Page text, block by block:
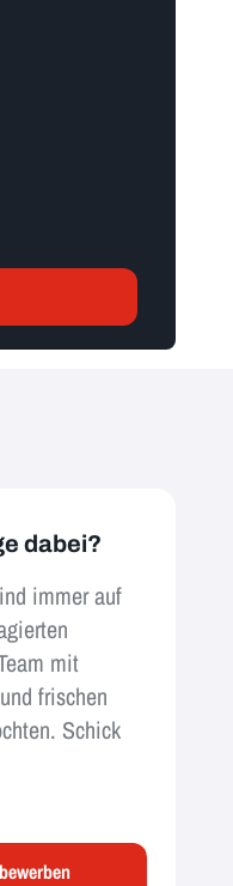
dabei?
immer auf
mit
frischen
Schick